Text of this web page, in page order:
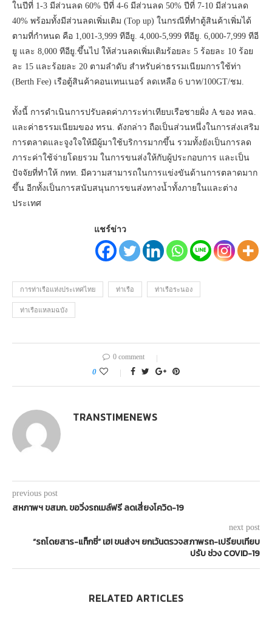
ในปีที่ 1-3 มีส่วนลด 60% ปีที่ 4-6 มีส่วนลด 50% ปีที่ 7-10 มีส่วนลด
40% พร้อมทั้งมีส่วนลดเพิ่มเติม (Top up) ในกรณีที่ทำตู้สินค้าเพิ่มได้
ตามที่กำหนด คือ 1,001-3,999 ทีอียู. 4,000-5,999 ทีอียู. 6,000-7,999 ทีอี
ยู และ 8,000 ทีอียู.ขึ้นไป ให้ส่วนลดเพิ่มเติมร้อยละ 5 ร้อยละ 10 ร้อย
ละ 15 และร้อยละ 20 ตามลำดับ สำหรับค่าธรรมเนียมการใช้ท่า
(Berth Fee) เรือตู้สินค้าคอนเทนเนอร์ ลดเหลือ 6 บาท/100GT/ชม.
ทั้งนี้ การดำเนินการปรับลดค่าภาระท่าเทียบเรือชายฝั่ง A ของ ทลฉ.
และค่าธรรมเนียมของ ทรน. ดังกล่าว ถือเป็นส่วนหนึ่งในการส่งเสริม
การตลาดและจูงใจให้มีผู้มาใช้บริการมากขึ้น รวมทั้งยังเป็นการลด
ภาระค่าใช้จ่ายโดยรวม ในการขนส่งให้กับผู้ประกอบการ และเป็น
ปัจจัยที่ทำให้ กทท. มีความสามารถในการแข่งขันด้านการตลาดมาก
ขึ้น อีกทั้งเป็นการสนับสนุนการขนส่งทางน้ำทั้งภายในและต่าง
ประเทศ
แชร์ข่าว
การท่าเรือแห่งประเทศไทย ท่าเรือ ท่าเรือระนอง
ท่าเรือแหลมฉบัง
0 comment
0
TRANSTIMENEWS
previous post
สหภาพฯ ขสมก. ขอวิ่งรถเมล์ฟรี ลดเสี่ยงโควิด-19
next post
“รถโดยสาร-แท็กซี่” เฮ! ขนส่งฯ ยกเว้นตรวจสภาพรถ-เปรียบเทียบ
ปรับ ช่วง COVID-19
RELATED ARTICLES